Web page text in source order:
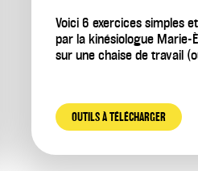
Voici 6 exercices simples
par la kinésiologue Marie-
sur une chaise de travail
OUTILS À TÉLÉCHARGER